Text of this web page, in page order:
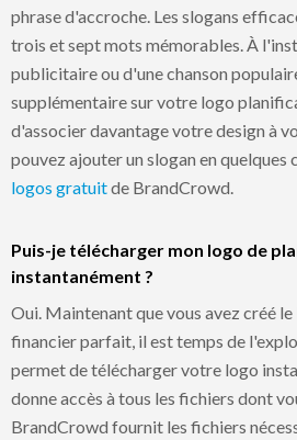
phrase d'accroche. Les slogans
trois et sept mots mémorables. À
publicitaire ou d'une chanson
supplémentaire sur votre logo
d'associer davantage votre design à
pouvez ajouter un slogan en quelques
logos gratuitde BrandCrowd.
Puis-je télécharger mon logo de
instantanément ?
Oui. Maintenant que vous avez créé
financier parfait, il est temps de
permet de télécharger votre logo
donne accès à tous les fichiers dont
BrandCrowd fournit les fichiers